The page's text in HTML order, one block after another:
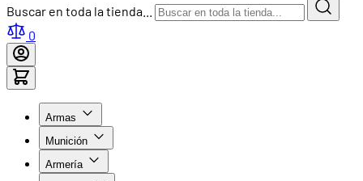
Buscar en toda la tienda...
0
Armas
Munición
Armería